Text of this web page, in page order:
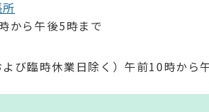
から午後5時まで
び臨時休業日除く）午前10時から